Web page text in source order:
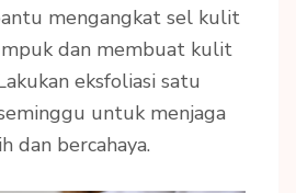
mengangkat sel kulit
dan membuat kulit
eksfoliasi satu
untuk menjaga
dan bercahaya.